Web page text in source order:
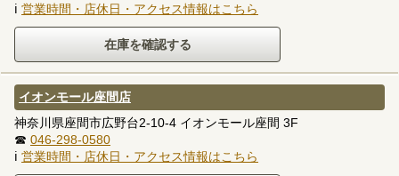
ℹ 営業時間・店休日・アクセス情報はこちら
イオンモール座間店
神奈川県座間市広野台2-10-4 イオンモール座間 3F
☎ 046-298-0580
ℹ 営業時間・店休日・アクセス情報はこちら